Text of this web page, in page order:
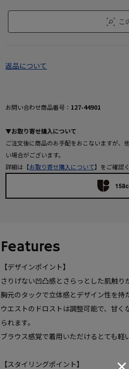
こ
返品について
お問い合わせ商品番号： 127-44901
▼お取り寄せ購入について
ご注文後に商品のお手配をおこないますが、
い場合がございます。
詳細は【お取り寄せ購入について】をご確認
Features
【デザインポイント】
さりげない凹凸感とさらっとした肌触り
胸元のタックで立体感とデザイン性を持
ウエストのドロストは調整可能で、甘
られます。
ブラウス感覚で着用いただけるとても軽
【スタイリングポイント】